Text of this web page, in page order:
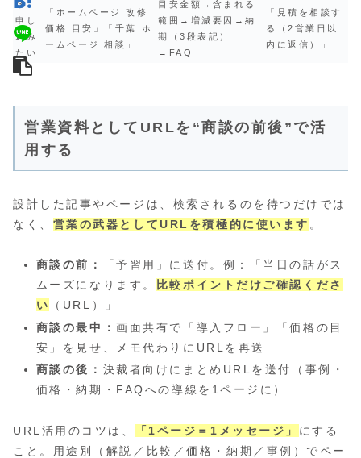
③
申し
込み
たい
「ホームページ 改修
価格 目安」「千葉 ホ
ームページ 相談」
目安金額→含まれる
範囲→増減要因→納
期（3段表記）
→FAQ
「見積を相談す
る（2営業日以
内に返信）」
営業資料としてURLを“商談の前後”で活
用する
設計した記事やページは、検索されるのを待つだけでは
なく、 営業の武器としてURLを積極的に使います 。
商談の前：
「予習用」に送付。例：「当日の話がス
ムーズになります。
比較ポイントだけご確認くださ
い
（URL）」
商談の最中：画面共有で「導入フロー」「価格の目
安」を見せ、メモ代わりにURLを再送
商談の後： 決裁者向けにまとめURLを送付（事例・
価格・納期・FAQへの導線を1ページに）
URL活用のコツは、 「1ページ＝1メッセージ」 にする
こと。用途別（解説／比較／価格・納期／事例）でペー